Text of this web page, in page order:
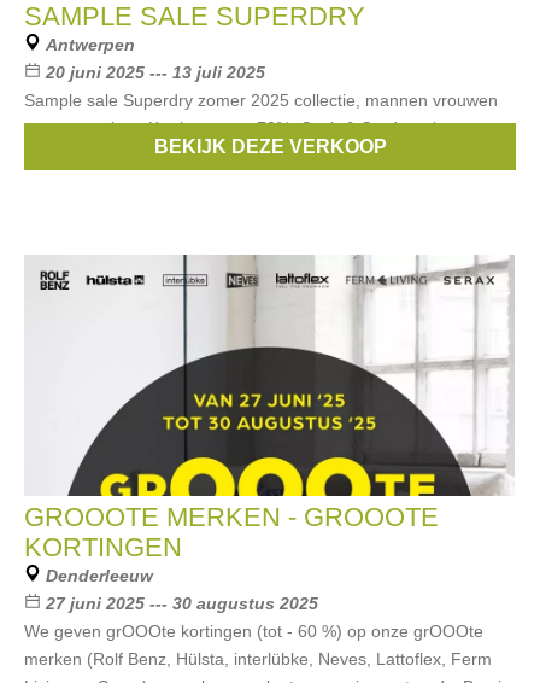
SAMPLE SALE SUPERDRY
Antwerpen
20 juni 2025 --- 13 juli 2025
Sample sale Superdry zomer 2025 collectie, mannen vrouwen
en accessoires. Kortingen tot -70%. Cash & Cards welcome.
SuperdryBEKIJK DEZE VERKOOP
GROOOTE MERKEN - GROOOTE
KORTINGEN
Denderleeuw
27 juni 2025 --- 30 augustus 2025
We geven grOOOte kortingen (tot - 60 %) op onze grOOOte
merken (Rolf Benz, Hülsta, interlübke, Neves, Lattoflex, Ferm